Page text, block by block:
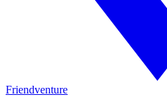
Friendventure